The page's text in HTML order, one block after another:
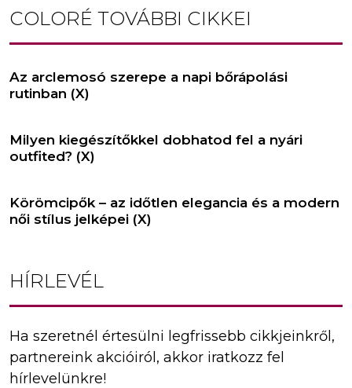
COLORÉ TOVÁBBI CIKKEI
Az arclemosó szerepe a napi bőrápolási
rutinban (X)
Milyen kiegészítőkkel dobhatod fel a nyári
outfited? (X)
Körömcipők – az időtlen elegancia és a modern
női stílus jelképei (X)
HÍRLEVÉL
Ha szeretnél értesülni legfrissebb cikkjeinkről,
partnereink akcióiról, akkor iratkozz fel
hírlevelünkre!